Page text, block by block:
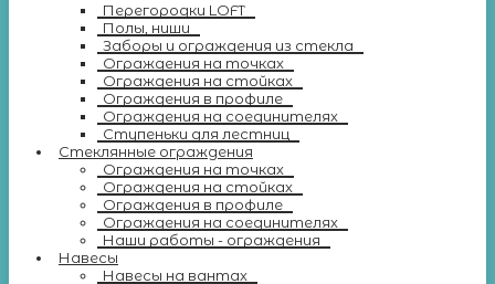
Перегородки LOFT
Полы, ниши
Заборы и ограждения из стекла
Ограждения на точках
Ограждения на стойках
Ограждения в профиле
Ограждения на соединителях
Ступеньки для лестниц
Стеклянные ограждения
Ограждения на точках
Ограждения на стойках
Ограждения в профиле
Ограждения на соединителях
Наши работы - ограждения
Навесы
Навесы на вантах